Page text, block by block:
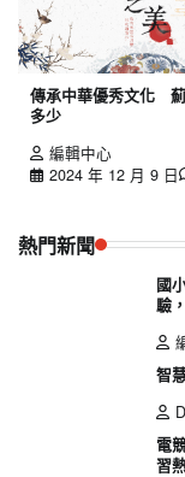
傳承中華優秀文化
多少
編輯中心
2024 年 12 月 9 日
熱門新聞
國
驗
智
電
習